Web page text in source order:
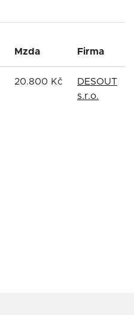
Mzda Firma
20.800 Kč
DESOUT
s.r.o.